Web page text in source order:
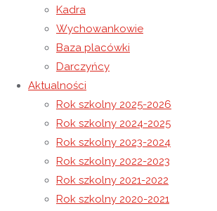
Kadra
Wychowankowie
Baza placówki
Darczyńcy
Aktualności
Rok szkolny 2025-2026
Rok szkolny 2024-2025
Rok szkolny 2023-2024
Rok szkolny 2022-2023
Rok szkolny 2021-2022
Rok szkolny 2020-2021
Strona główna Rok szkolny 2020-2021
Oświadczenia rodziców, opiekunów